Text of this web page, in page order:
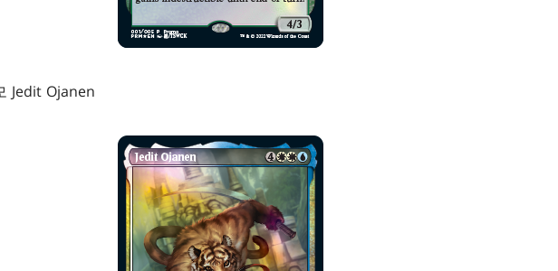
Jedit Ojanen